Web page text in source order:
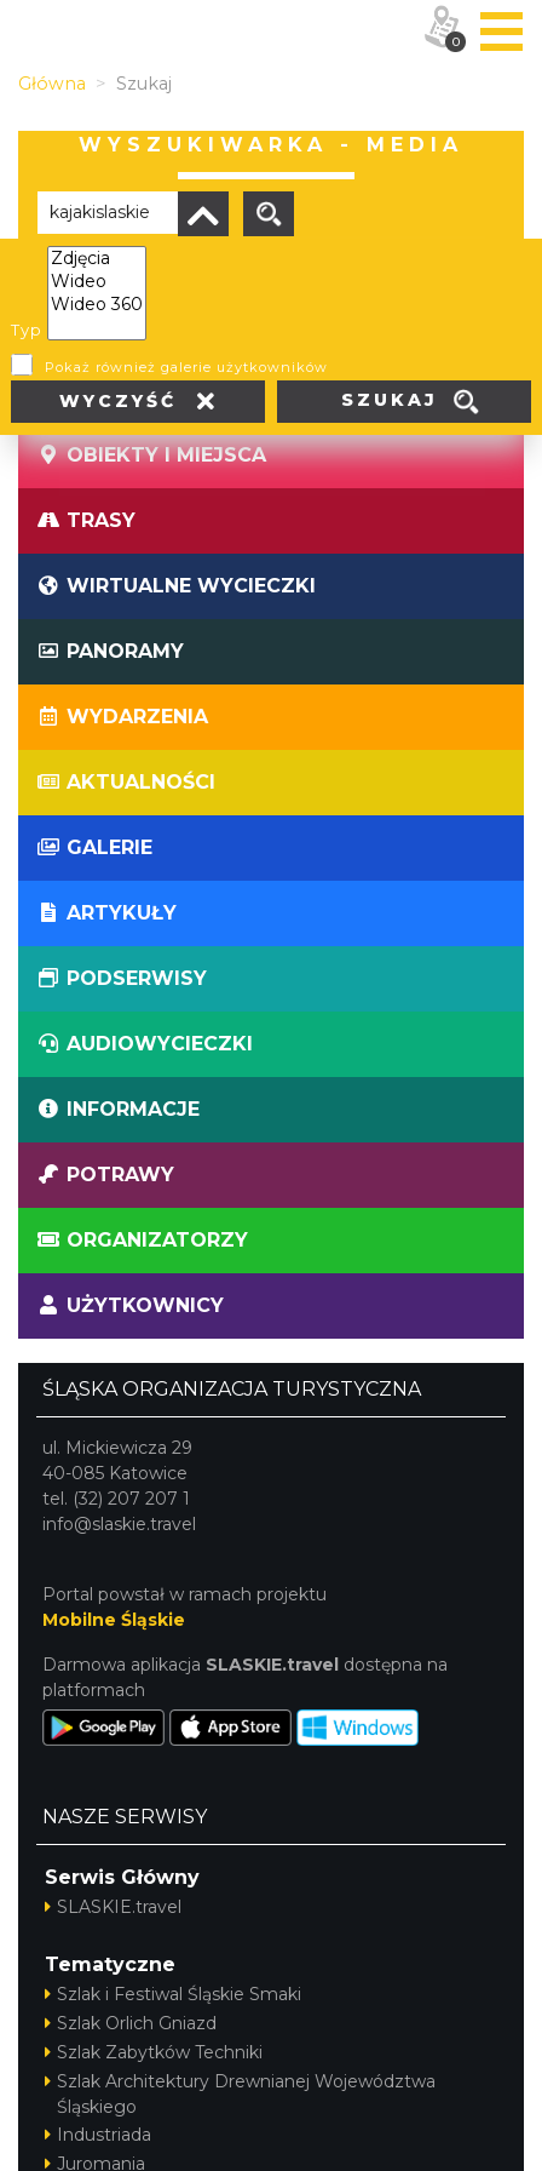
Główna Szukaj
WYSZUKIWARKA - MEDIA
Typ
Pokaż również galerie użytkowników
WYCZYŚĆ SZUKAJ
Brak wyników
OBIEKTY I MIEJSCA
TRASY
WIRTUALNE WYCIECZKI
PANORAMY
WYDARZENIA
AKTUALNOŚCI
GALERIE
ARTYKUŁY
PODSERWISY
AUDIOWYCIECZKI
INFORMACJE
POTRAWY
ORGANIZATORZY
UŻYTKOWNICY
ŚLĄSKA ORGANIZACJA TURYSTYCZNA
ul. Mickiewicza 29
40-085 Katowice
tel. (32) 207 207 1
info@slaskie.travel
Portal powstał w ramach projektu
Mobilne Śląskie
Darmowa aplikacja SLASKIE.travel dostępna na
platformach
NASZE SERWISY
Serwis Główny
SLASKIE.travel
Tematyczne
Szlak i Festiwal Śląskie Smaki
Szlak Orlich Gniazd
Szlak Zabytków Techniki
Szlak Architektury Drewnianej Województwa
Śląskiego
Industriada
Juromania
0